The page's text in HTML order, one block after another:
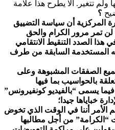
ولم تتغير. ألا يطرح هذا علامة
؟
المركزية أن سياسة التضييق
تمر مرور الكرام والحق
هذا الصدد التنقيط الانتقامي
المستخدمة السابقة من طرف
الصفقات المشبوهة وعلى
بالحواسيب بما فيها
فيما يسمى “بالفيديو كونفيرونس”
خباياها جيدا؛
الأمر أننا في الوقت الذي تخوض
من أجل مطالبها